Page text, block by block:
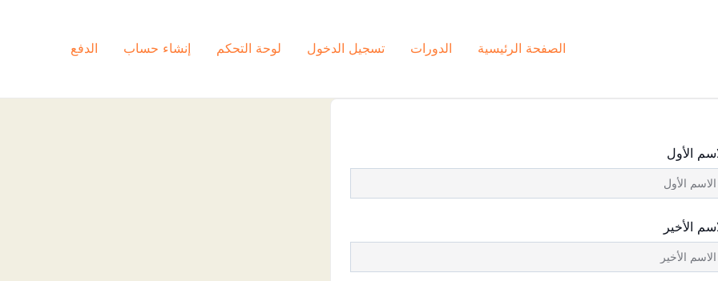
الصفحة الرئيسية الدورات تسجيل الدخول لوحة التحكم إنشاء حساب الدفع
الأول
الأخير